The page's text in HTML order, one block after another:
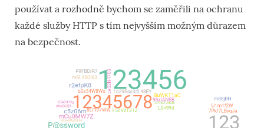
používat a rozhodně bychom se zaměřili na ochranu
každé služby HTTP s tím nejvyšším možným důrazem
na bezpečnost.